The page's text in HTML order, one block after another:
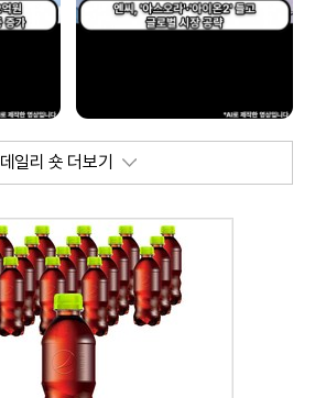
데일리 숏 더보기